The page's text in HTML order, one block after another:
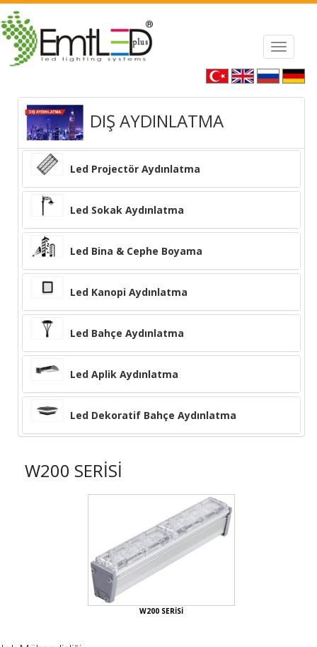
Handbags Replica Fake Jewelry Toggle
DIŞ AYDINLATMA
Led Projectör Aydınlatma
Led Sokak Aydınlatma
Led Bina & Cephe Boyama
Led Kanopi Aydınlatma
Led Bahçe Aydınlatma
Led Aplik Aydınlatma
Led Dekoratif Bahçe Aydınlatma
W200 SERİSİ
W200 SERİSİ